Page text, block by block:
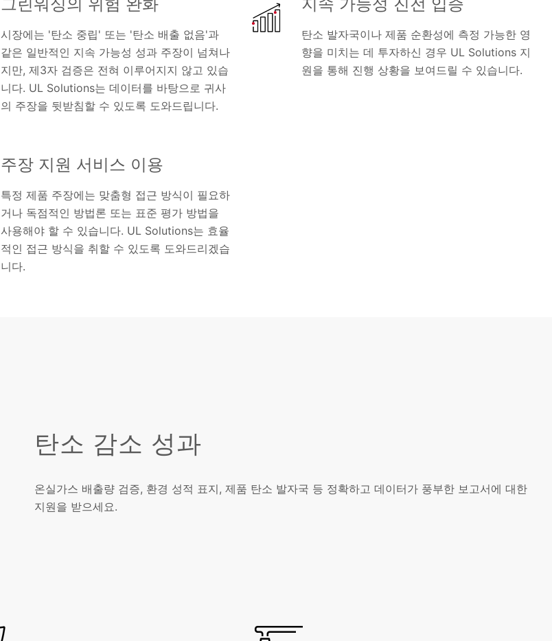
시장에는 '탄소 중립' 또는 '탄소 배출 없음'과
같은 일반적인 지속 가능성 성과 주장이 넘쳐나
지만, 제3자 검증은 전혀 이루어지지 않고 있습
니다. UL Solutions는 데이터를 바탕으로 귀사
의 주장을 뒷받침할 수 있도록 도와드립니다.
탄소 발자국이나 제품 순환성에 측정 가능한 영
향을 미치는 데 투자하신 경우 UL Solutions 지
원을 통해 진행 상황을 보여드릴 수 있습니다.
주장 지원 서비스 이용
특정 제품 주장에는 맞춤형 접근 방식이 필요하
거나 독점적인 방법론 또는 표준 평가 방법을
사용해야 할 수 있습니다. UL Solutions는 효율
적인 접근 방식을 취할 수 있도록 도와드리겠습
니다.
탄소 감소 성과
온실가스 배출량 검증, 환경 성적 표지, 제품 탄소 발자국 등 정확하고 데이터가 풍부한 보고서에 대한
지원을 받으세요.